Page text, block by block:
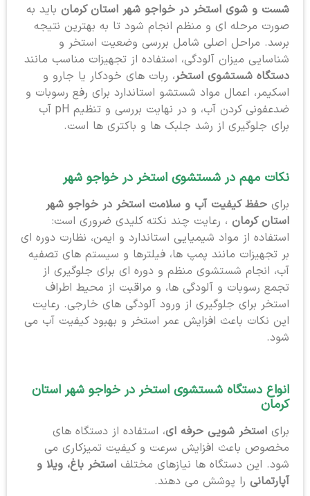
شست و شوی استخر در خواجو شهر استان کرمانباید به
صورت مرحله ای و منظم انجام شود تا به بهترین نتیجه
برسد. مراحل اصلی شامل بررسی وضعیت استخر و
شناسایی میزان آلودگی، استفاده از تجهیزات مناسب مانند
دستگاه شستشوی استخر، ربات های خودکار یا جارو و
اسکیمر، اعمال مواد شستشو استاندارد برای رفع رسوبات و
ضدعفونی کردن آب، و در نهایت بررسی و تنظیم pH آب
برای جلوگیری از رشد جلبک ها و باکتری ها است.
نکات مهم در شستشوی استخر در خواجو شهر
برای حفظ کیفیت آب و سلامت استخر در خواجو شهر
استان کرمان ، رعایت چند نکته کلیدی ضروری است:
استفاده از مواد شیمیایی استاندارد و ایمن، نظارت دوره ای
بر تجهیزات مانند پمپ ها، فیلترها و سیستم های تصفیه
آب، انجام شستشوی منظم و دوره ای برای جلوگیری از
تجمع رسوبات و آلودگی ها، و مراقبت از محیط اطراف
استخر برای جلوگیری از ورود آلودگی های خارجی. رعایت
این نکات باعث افزایش عمر استخر و بهبود کیفیت آب می
شود.
انواع دستگاه شستشوی استخر در خواجو شهر استان
کرمان
برای استخر شویی حرفه ای، استفاده از دستگاه های
مخصوص باعث افزایش سرعت و کیفیت تمیزکاری می
شود. این دستگاه ها نیازهای مختلف استخر باغ، ویلا و
آپارتمانیرا پوشش می دهند.